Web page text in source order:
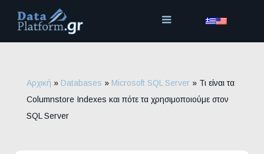
περιεχόμενο
Αρχική » Databases » Microsoft SQL Server » Τι είναι τα
Columnstore Indexes και πότε τα χρησιμοποιούμε στον
SQL Server